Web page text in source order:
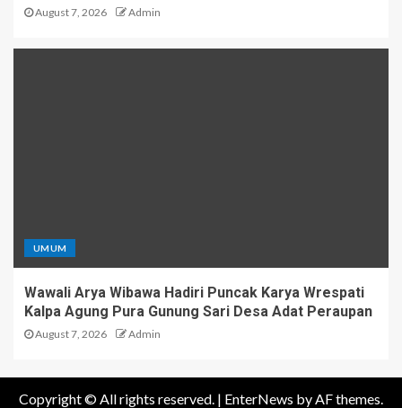
August 7, 2026 Admin
UMUM
Wawali Arya Wibawa Hadiri Puncak Karya Wrespati
Kalpa Agung Pura Gunung Sari Desa Adat Peraupan
August 7, 2026 Admin
Copyright © All rights reserved. | EnterNews by AF themes.